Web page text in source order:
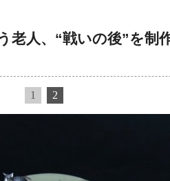
老人、“戦いの後”を制
1 2